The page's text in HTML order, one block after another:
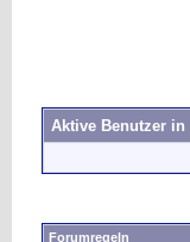
Aktive Benutzer in
Forumregeln